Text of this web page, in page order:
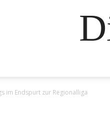
im Endspurt zur Regionalliga